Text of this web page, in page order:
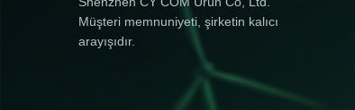
Müşteri memnuniyeti, şirketin kalıcı
arayışıdır.